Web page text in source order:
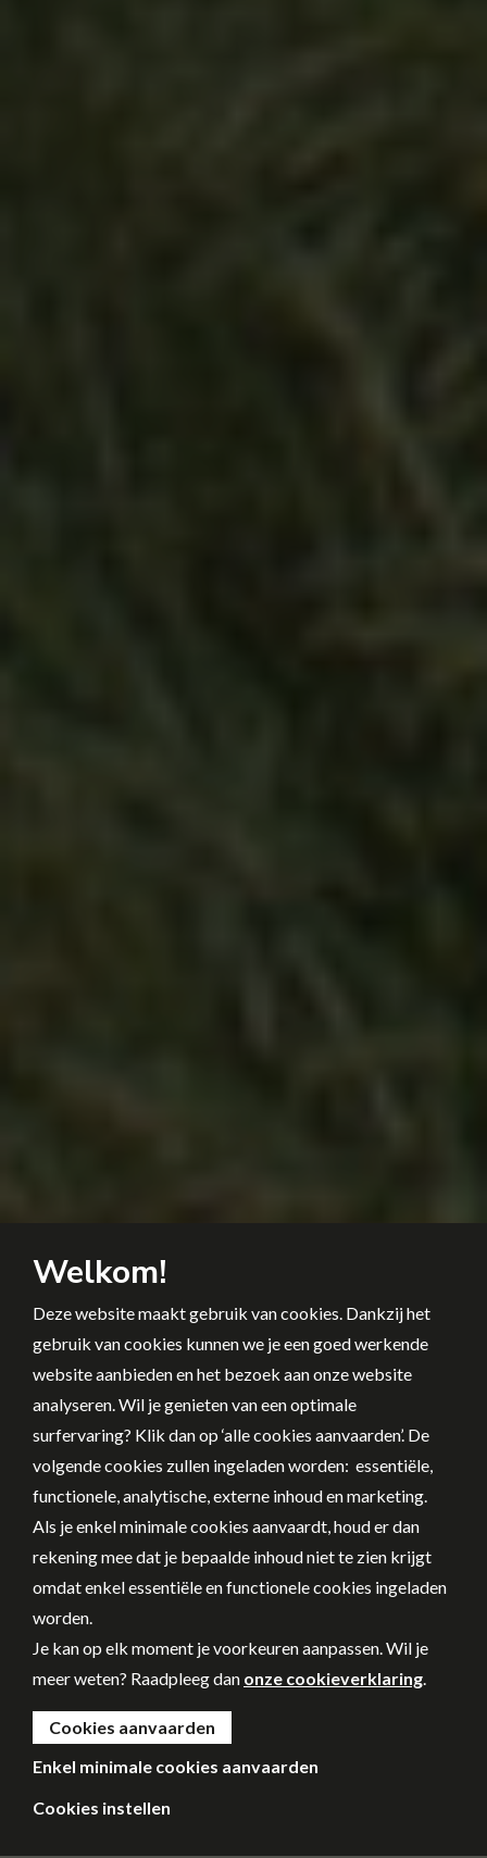
Welkom!
Deze website maakt gebruik van cookies. Dankzij het
gebruik van cookies kunnen we je een goed werkende
website aanbieden en het bezoek aan onze website
analyseren. Wil je genieten van een optimale
surfervaring? Klik dan op ‘alle cookies aanvaarden’. De
volgende cookies zullen ingeladen worden: essentiële,
functionele, analytische, externe inhoud en marketing.
Als je enkel minimale cookies aanvaardt, houd er dan
rekening mee dat je bepaalde inhoud niet te zien krijgt
omdat enkel essentiële en functionele cookies ingeladen
worden.
Je kan op elk moment je voorkeuren aanpassen. Wil je
meer weten? Raadpleeg dan onze cookieverklaring.
Cookies aanvaarden
Enkel minimale cookies aanvaarden
Cookies instellen